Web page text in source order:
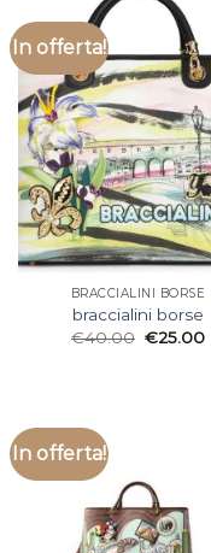
In offerta!
BRACCIALINI BORSE
braccialini borse
€40.00 €25.00
In offerta!